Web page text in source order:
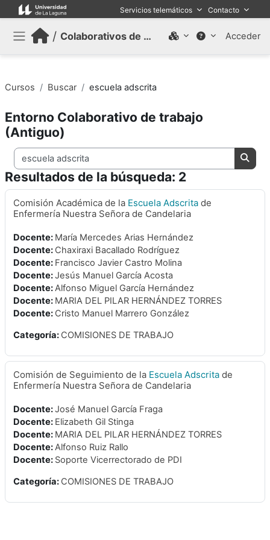
Salta al contenido principal Servicios telemáticos Contacto
/ Colaborativos de trabajo (Antiguo) Acceder
Cursos Buscar escuela adscrita
Entorno Colaborativo de trabajo
(Antiguo)
Buscar cursos
Resultados de la búsqueda: 2
Comisión Académica de la Escuela Adscrita de
Enfermería Nuestra Señora de Candelaria
Docente: María Mercedes Arias Hernández
Docente: Chaxiraxi Bacallado Rodríguez
Docente: Francisco Javier Castro Molina
Docente:Jesús Manuel García Acosta
Docente:Alfonso Miguel García Hernández
Docente: MARIA DEL PILAR HERNÁNDEZ TORRES
Docente: Cristo Manuel Marrero González
Categoría: COMISIONES DE TRABAJO
Comisión de Seguimiento de la Escuela Adscrita de
Enfermería Nuestra Señora de Candelaria
Docente:José Manuel García Fraga
Docente: Elizabeth Gil Stinga
Docente: MARIA DEL PILAR HERNÁNDEZ TORRES
Docente:Alfonso Ruiz Rallo
Docente: Soporte Vicerrectorado de PDI
Categoría: COMISIONES DE TRABAJO